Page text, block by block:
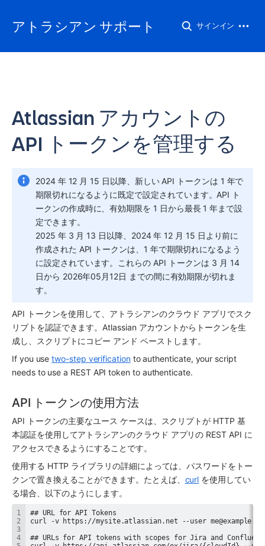
アトラシアン サポート サインイン
Atlassian アカウントの
API トークンを管理する
2024 年 12 月 15 日以降、新しい API トークンは 1 年で
期限切れになるように既定で設定されています。API ト
ークンの作成時に、有効期限を 1 日から最長 1 年まで設
定できます。
2025 年 3 月 13 日以降、2024 年 12 月 15 日より前に
作成された API トークンは、1 年で期限切れになるよう
に設定されています。これらの API トークンは 3 月 14
日から 2026年05月12日 までの間に有効期限が切れま
す。
API トークンを使用して、アトラシアンのクラウド アプリ でスク
リプトを認証できます。Atlassian アカウントからトークンを生
成し、スクリプトにコピー アンド ペーストします。
If you use two-step verification to authenticate, your script
needs to use a REST API token to authenticate.
API トークンの使用方法
API トークンの主要なユース ケースは、スクリプトが HTTP 基
本認証を使用してアトラシアンのクラウド アプリの REST API に
アクセスできるようにすることです。
使用する HTTP ライブラリの詳細によっては、パスワードをトー
クンで置き換えることができます。たとえば、 curl を使用してい
る場合、以下のようにします。